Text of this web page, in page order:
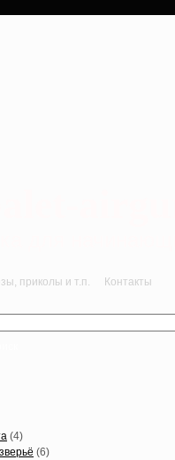
приколы и т.п. Контакты
(4)
(6)